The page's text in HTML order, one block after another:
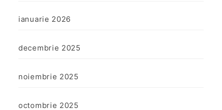
ianuarie 2026
decembrie 2025
noiembrie 2025
octombrie 2025